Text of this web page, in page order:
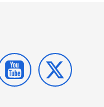
YOUTUBE
X